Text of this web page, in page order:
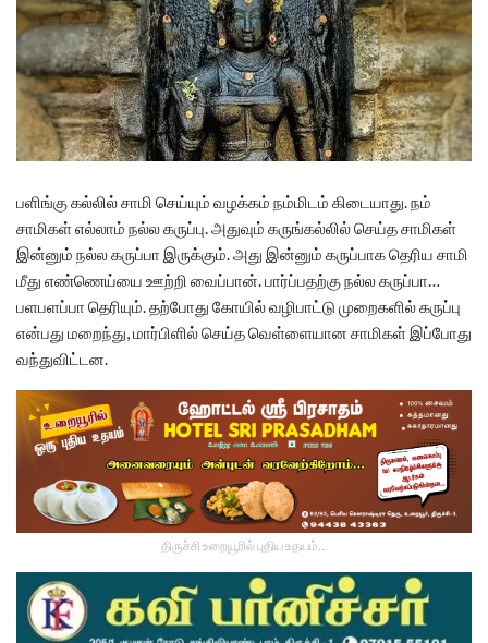
பளிங்கு கல்லில் சாமி செய்யும் வழக்கம் நம்மிடம் கிடையாது. நம்
சாமிகள் எல்லாம் நல்ல கருப்பு. அதுவும் கருங்கல்லில் செய்த சாமிகள்
இன்னும் நல்ல கருப்பா இருக்கும். அது இன்னும் கருப்பாக தெரிய சாமி
மீது எண்ணெய்யை ஊற்றி வைப்பான். பார்ப்பதற்கு நல்ல கருப்பா…
பளபளப்பா தெரியும். தற்போது கோயில் வழிபாட்டு முறைகளில் கருப்பு
என்பது மறைந்து, மார்பிளில் செய்த வெள்ளையான சாமிகள் இப்போது
வந்துவிட்டன.
திருச்சி உறையூரில் புதிய உதயம்...